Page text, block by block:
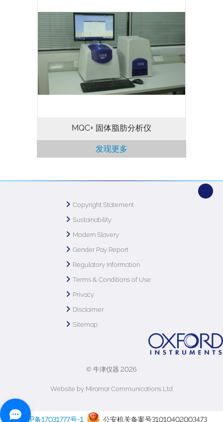
是食品行业中用于衡量食用油和脂肪的一个
重要特性，对于烘焙、糖果点心和人造黄油
行业尤其重要。熔化曲线决定了食用油/脂
肪的具体用途，是供应商和最终用户以及产
品开发的重要品质控制参数。随着各地陆续
出台法规限制或禁止使用反式脂肪酸，众多
传统食品需要寻找新的配方，本测定方法可
为食品行业提供新的解决方案。 时域核磁
MQC+ 固体脂肪分析仪
发现更多
Copyright Statement
Sustainability
Modern Slavery
Gender Pay Report
Regulatory Information
Terms & Conditions of Use
Privacy
Disclaimer
Sitemap
© 牛津仪器 2026
Website by Miramar Communications Ltd
沪ICP备17031777号-1 公安机关备案号31010402003473